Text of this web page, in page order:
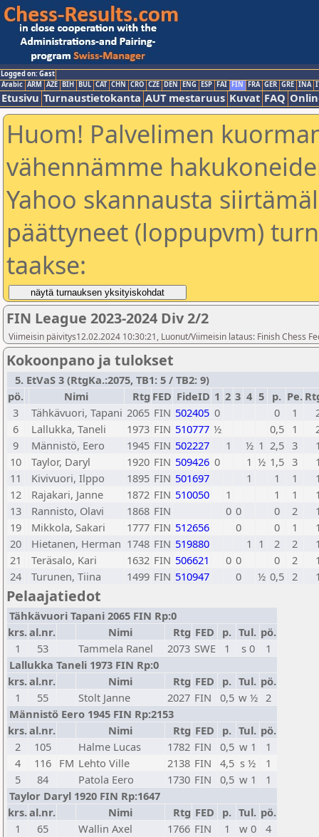
Logged on: Gast
Arabic ARM AZE BIH BUL CAT CHN CRO CZE DEN ENG ESP FAI FIN FRA GER GRE INA
Etusivu Turnaustietokanta AUT mestaruus Kuvat FAQ
Huom! Palvelimen
vähennämme
Yahoo skannausta
päättyneet (loppupvm)
taakse:
FIN League 2023-2024 Div 2/2
Viimeisin päivitys12.02.2024 10:30:21, Luonut/Viimeisin lataus: Finish Chess
Kokoonpano ja tulokset
5. EtVaS 3 (RtgKa.:2075, TB1: 5 / TB2: 9)
pö.
Nimi Rtg FED FideID 1 2 3 4 5 p. Pe.
3
Tähkävuori, Tapani 2065 FIN 502405 0 0 1
6
Lallukka, Taneli 1973 FIN 510777 ½ 0,5 1
9
Männistö, Eero 1945 FIN 502227 1 ½ 1 2,5 3
10
Taylor, Daryl 1920 FIN 509426 0 1 ½ 1,5 3
11
Kivivuori, Ilppo 1895 FIN 501697 1 1 1
12
Rajakari, Janne 1872 FIN 510050 1 1 1
13
Rannisto, Olavi 1868 FIN 0 0 0 2
19
Mikkola, Sakari 1777 FIN 512656 0 0 1
20
Hietanen, Herman 1748 FIN 519880 1 1 2 2
21
Teräsalo, Kari 1632 FIN 506621 0 0 0 2
24
Turunen, Tiina 1499 FIN 510947 0 ½ 0,5 2
Pelaajatiedot
Tähkävuori Tapani 2065 FIN Rp:0
krs.al.nr. Nimi Rtg FED p. Tul. pö.
1
53 Tammela Ranel 2073 SWE 1 s 0
1
Lallukka Taneli 1973 FIN Rp:0
krs.al.nr. Nimi Rtg FED p. Tul. pö.
1
55 Stolt Janne 2027 FIN 0,5 w ½ 2
Männistö Eero 1945 FIN Rp:2153
krs.al.nr. Nimi Rtg FED p. Tul. pö.
2
105 Halme Lucas 1782 FIN 0,5 w 1
1
4
116 FM Lehto Ville 2138 FIN 4,5 s ½
1
5
84 Patola Eero 1730 FIN 0,5 w 1
1
Taylor Daryl 1920 FIN Rp:1647
krs.al.nr. Nimi Rtg FED p. Tul. pö.
1
65 Wallin Axel 1766 FIN 1 w 0
4